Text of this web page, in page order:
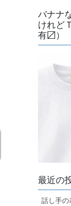
バナナ
けれど
有〼）
最近の
話し手の